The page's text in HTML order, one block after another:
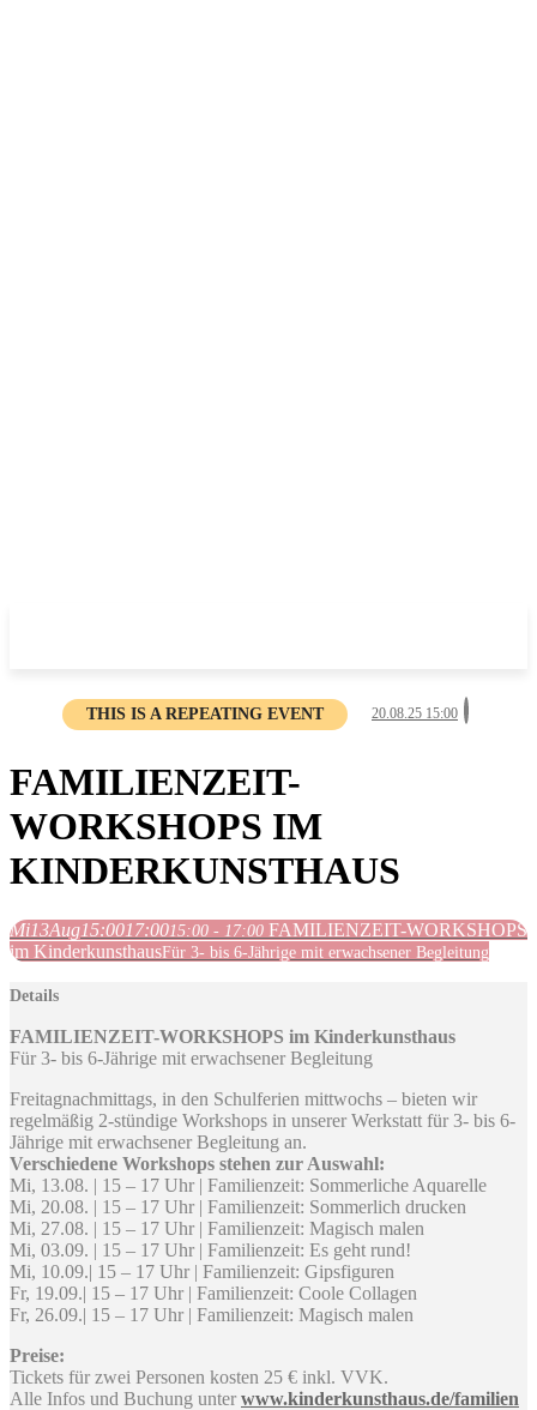
THIS IS A REPEATING EVENT 20.08.25 15:00
FAMILIENZEIT-
WORKSHOPS IM
KINDERKUNSTHAUS
Mi13Aug15:0017:0015:00 - 17:00 FAMILIENZEIT-WORKSHOPS
im KinderkunsthausFür 3- bis 6-Jährige mit erwachsener Begleitung
Details
FAMILIENZEIT-WORKSHOPS im Kinderkunsthaus
Für 3- bis 6-Jährige mit erwachsener Begleitung
Freitagnachmittags, in den Schulferien mittwochs – bieten wir
regelmäßig 2-stündige Workshops in unserer Werkstatt für 3- bis 6-
Jährige mit erwachsener Begleitung an.
Verschiedene Workshops stehen zur Auswahl:
Mi, 13.08. | 15 – 17 Uhr | Familienzeit: Sommerliche Aquarelle
Mi, 20.08. | 15 – 17 Uhr | Familienzeit: Sommerlich drucken
Mi, 27.08. | 15 – 17 Uhr | Familienzeit: Magisch malen
Mi, 03.09. | 15 – 17 Uhr | Familienzeit: Es geht rund!
Mi, 10.09.| 15 – 17 Uhr | Familienzeit: Gipsfiguren
Fr, 19.09.| 15 – 17 Uhr | Familienzeit: Coole Collagen
Fr, 26.09.| 15 – 17 Uhr | Familienzeit: Magisch malen
Preise:
Tickets für zwei Personen kosten 25 € inkl. VVK.
Alle Infos und Buchung unter www.kinderkunsthaus.de/familien